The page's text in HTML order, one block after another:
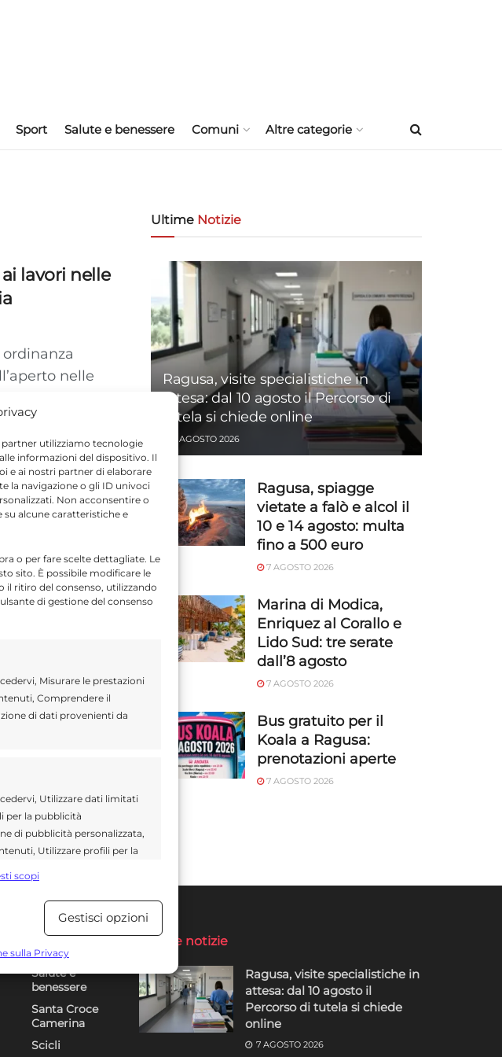
partner utilizziamo tecnologie
informazioni del dispositivo. Il
e ai nostri partner di elaborare
la navigazione o gli ID univoci
Non acconsentire o
alcune caratteristiche e
o per fare scelte dettagliate. Le
sito. È possibile modificare le
ritiro del consenso, utilizzando
di gestione del consenso
Misurare le prestazioni
Comprendere il
di dati provenienti da
Utilizzare dati limitati
per la pubblicità
di pubblicità personalizzata,
Utilizzare profili per la
Sempre attivo
fonti di dati,
Riconoscere i
attivamente.
scopi
Gestisci opzioni
sulla Privacy
Sport Salute e benessere Comuni Altre categorie
lavori nelle
nelle
Ultime Notizie
Ragusa, visite specialistiche in
attesa: dal 10 agosto il Percorso di
tutela si chiede online
7 AGOSTO 2026
Ragusa, spiagge
vietate a falò e alcol il
10 e 14 agosto: multa
fino a 500 euro
7 AGOSTO 2026
Marina di Modica,
Enriquez al Corallo e
Lido Sud: tre serate
dall’8 agosto
7 AGOSTO 2026
Bus gratuito per il
Koala a Ragusa:
prenotazioni aperte
7 AGOSTO 2026
Salute e
benessere
Santa Croce
Camerina
Scicli
Ultime notizie
Ragusa, visite specialistiche in
attesa: dal 10 agosto il
Percorso di tutela si chiede
online
7 AGOSTO 2026